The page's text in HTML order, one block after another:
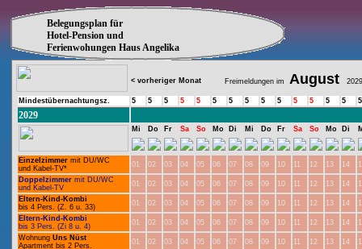
Belegungsplan für
Hotel-Pension und
Ferienwohungen Haus Angelika
< vorheriger Monat Freimeldungen im August 2029
Mindestübernachtungsz. 5 5 5 5 5 5 5 5 5 5 5 5 5 5 5
2029
Mi Do Fr Sa So Mo Di Mi Do Fr Sa So Mo Di
Einzelzimmer mit DU/WC
und Kabel-TV*
01 02 03 04 05 06 07 08 09 10 11 12 13 14
Doppelzimmer mit DU/WC
und Kabel-TV
01 02 03 04 05 06 07 08 09 10 11 12 13 14
Eltern-Kind-Kombi
bis 4 Pers. (Z. 6 u. 33)
01 02 03 04 05 06 07 08 09 10 11 12 13 14
Eltern-Kind-Kombi
bis 3 Pers. (Zi 8 u. 4)
01 02 03 04 05 06 07 08 09 10 11 12 13 14
Wohnung Uns Nüst
Apartment bis 2 Pers.
01 02 03 04 05 06 07 08 09 10 11 12 13 14